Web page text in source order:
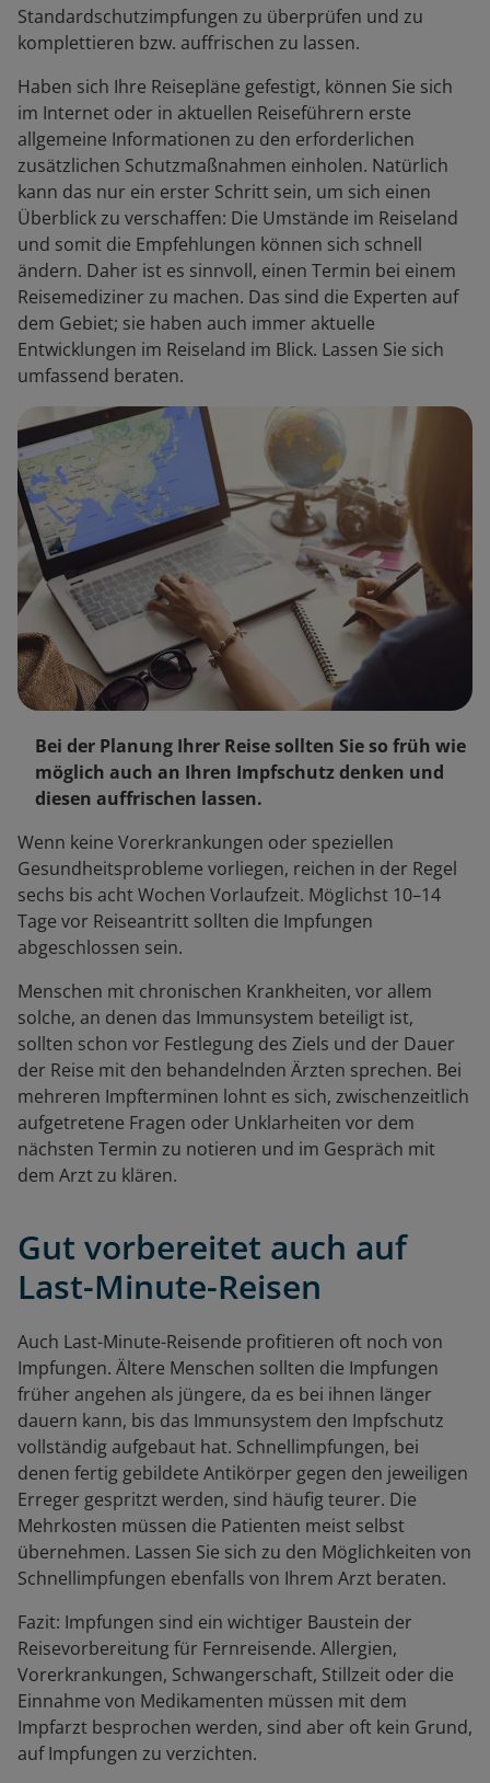
Standardschutzimpfungen zu überprüfen und zu
komplettieren bzw. auffrischen zu lassen.
Haben sich Ihre Reisepläne gefestigt, können Sie sich
im Internet oder in aktuellen Reiseführern erste
allgemeine Informationen zu den erforderlichen
zusätzlichen Schutzmaßnahmen einholen. Natürlich
kann das nur ein erster Schritt sein, um sich einen
Überblick zu verschaffen: Die Umstände im Reiseland
und somit die Empfehlungen können sich schnell
ändern. Daher ist es sinnvoll, einen Termin bei einem
Reisemediziner zu machen. Das sind die Experten auf
dem Gebiet; sie haben auch immer aktuelle
Entwicklungen im Reiseland im Blick. Lassen Sie sich
umfassend beraten.
Bei der Planung Ihrer Reise sollten Sie so früh wie
möglich auch an Ihren Impfschutz denken und
diesen auffrischen lassen.
Wenn keine Vorerkrankungen oder speziellen
Gesundheitsprobleme vorliegen, reichen in der Regel
sechs bis acht Wochen Vorlaufzeit. Möglichst 10–14
Tage vor Reiseantritt sollten die Impfungen
abgeschlossen sein.
Menschen mit chronischen Krankheiten, vor allem
solche, an denen das Immunsystem beteiligt ist,
sollten schon vor Festlegung des Ziels und der Dauer
der Reise mit den behandelnden Ärzten sprechen. Bei
mehreren Impfterminen lohnt es sich, zwischenzeitlich
aufgetretene Fragen oder Unklarheiten vor dem
nächsten Termin zu notieren und im Gespräch mit
dem Arzt zu klären.
Gut vorbereitet auch auf
Last-Minute-Reisen
Auch Last-Minute-Reisende profitieren oft noch von
Impfungen. Ältere Menschen sollten die Impfungen
früher angehen als jüngere, da es bei ihnen länger
dauern kann, bis das Immunsystem den Impfschutz
vollständig aufgebaut hat. Schnellimpfungen, bei
denen fertig gebildete Antikörper gegen den jeweiligen
Erreger gespritzt werden, sind häufig teurer. Die
Mehrkosten müssen die Patienten meist selbst
übernehmen. Lassen Sie sich zu den Möglichkeiten von
Schnellimpfungen ebenfalls von Ihrem Arzt beraten.
Fazit: Impfungen sind ein wichtiger Baustein der
Reisevorbereitung für Fernreisende. Allergien,
Vorerkrankungen, Schwangerschaft, Stillzeit oder die
Einnahme von Medikamenten müssen mit dem
Impfarzt besprochen werden, sind aber oft kein Grund,
auf Impfungen zu verzichten.